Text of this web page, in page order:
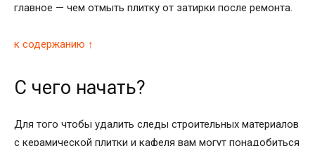
главное — чем отмыть плитку от затирки после ремонта.
к содержанию ↑
С чего начать?
Для того чтобы удалить следы строительных материалов
с керамической плитки и кафеля вам могут понадобиться